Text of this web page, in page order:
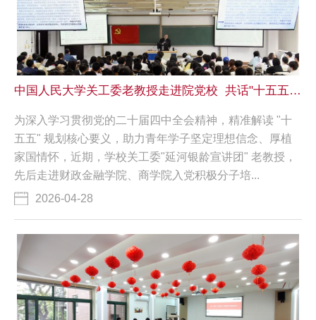
中国人民大学关工委老教授走进院党校 共话"十五五"与中国式现代化
为深入学习贯彻党的二十届四中全会精神，精准解读 "十
五五" 规划核心要义，助力青年学子坚定理想信念、厚植
家国情怀，近期，学校关工委"延河银龄宣讲团" 老教授，
先后走进财政金融学院、商学院入党积极分子培...
2026-04-28